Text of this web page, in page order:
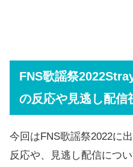
FNS歌謡祭
の反応や見逃し配信
今回はFNS歌謡祭2022に
反応や、見逃し配信につ